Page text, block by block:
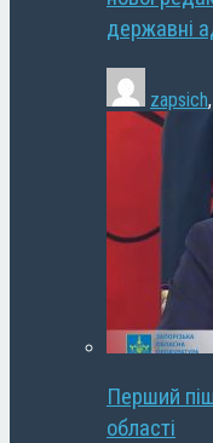
державні
zapsich,
Перший
області